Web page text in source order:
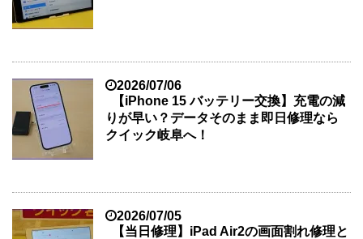
2026/07/06
【iPhone 15 バッテリー交換】充電の減
りが早い？データそのまま即日修理なら
クイック岐阜へ！
2026/07/05
【当日修理】iPad Air2の画面割れ修理と